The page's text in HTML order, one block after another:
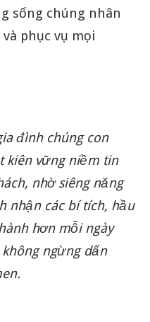
sống chúng nhân
phục vụ mọi
đình chúng con
kiên vững niềm tin
nhờ siêng năng
nhận các bí tích, hầu
hơn mỗi ngày
ngừng dấn